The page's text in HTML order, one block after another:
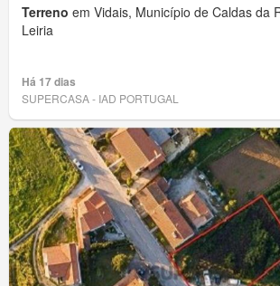
Terreno em Vidais, Município de Caldas da
Leiria
Há 17 dias
SUPERCASA - IAD PORTUGAL